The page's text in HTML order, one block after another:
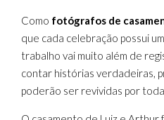
Como fotógrafos de
que cada celebração possui
trabalho vai muito além de
contar histórias verdadeiras,
poderão ser revividas por